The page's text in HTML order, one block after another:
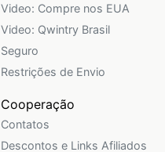
Video: Compre nos EUA
Video: Qwintry Brasil
Seguro
Restrições de Envio
Cooperação
Contatos
Descontos e Links Afiliados